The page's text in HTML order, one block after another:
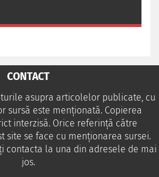
CONTACT
asupra articolelor publicate, cu
sursă este menționată. Copierea
interzisă. Orice referință către
site se face cu menționarea sursei.
contacta la una din adresele de mai
jos.